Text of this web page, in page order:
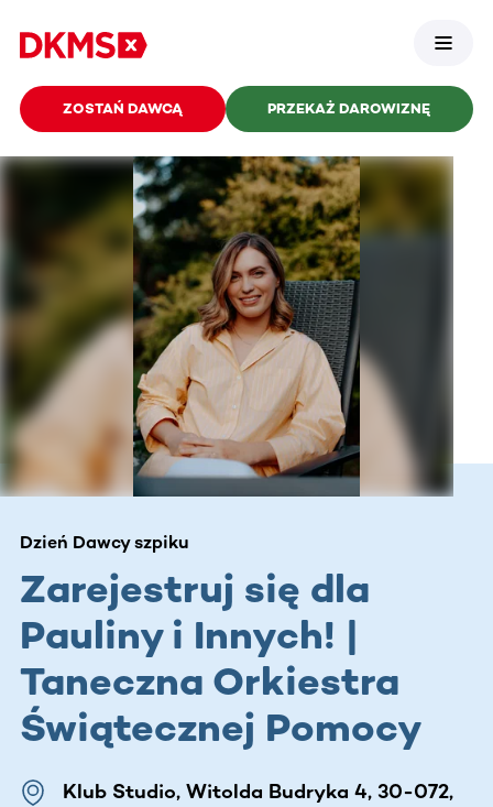
ZOSTAŃ DAWCĄ PRZEKAŻ DAROWIZNĘ
Dzień Dawcy szpiku
Zarejestruj się dla
Pauliny i Innych! |
Taneczna Orkiestra
Świątecznej Pomocy
Klub Studio, Witolda Budryka 4, 30-072,